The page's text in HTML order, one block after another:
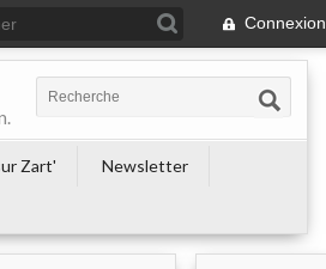
Connexion
Zart'
Newsletter